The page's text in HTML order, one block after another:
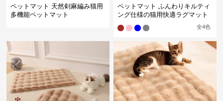
ペットマット 天然剣麻編み猫用
多機能ペットマット
ペットマット ふんわりキルティ
ング仕様の猫用快適ラグマット
全4色